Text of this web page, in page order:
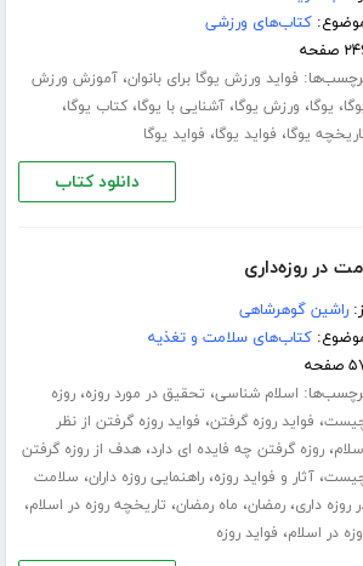
کتاب‌های ورزشی
صفحه
فواید ورزش یوگا برای بانوان،آموزش ورزش
، یوگا، ورزش یوگا،آشنایی با یوگا،کتاب یوگا،
یوگا، فواید یوگا، فواید یوگا
دانلود کتاب
در روزه‌داری
راشین گوهرشاهی
کتاب‌های سلامت و تغذیه
اسلام شناسی، تحقیق در مورد روزه،روزه
، فواید روزه گرفتن، فواید روزه گرفتن از نظر
،روزه گرفتن چه فایده ای دارد،هدف از روزه گرفتن
،آثار و فواید روزه،راهنمایی روزه داران، سلامت
روزه داری،رمضان، ماه رمضان، تاریخچه روزه در اسلام،
در اسلام، فواید روزه